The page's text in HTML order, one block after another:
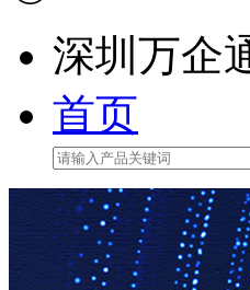
深圳万企
首页